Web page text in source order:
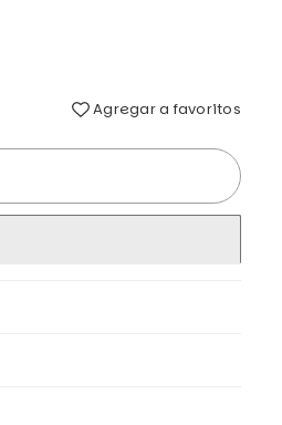
Agregar a favoritos